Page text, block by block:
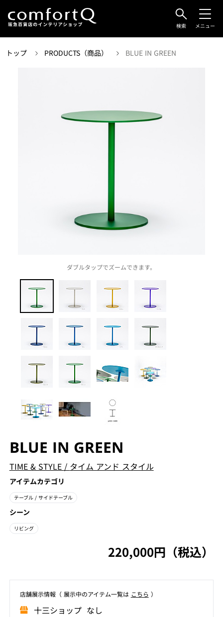
検索 メニュー
トップ PRODUCTS（商品） BLUE IN GREEN
ダブルタップでズームできます。
BLUE IN GREEN
TIME & STYLE / タイム アンド スタイル
アイテムカテゴリ
テーブル / サイドテーブル
シーン
リビング
220,000円（税込）
店舗展⽰情報（ 展⽰中のアイテム⼀覧は こちら ）
⼗三ショップ なし